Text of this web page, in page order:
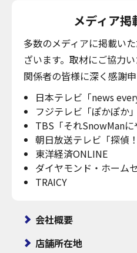
メディア掲
多数のメディアに掲載い
ざいます。取材にご協力
関係者の皆様に深く感謝申
日本テレビ「news
フジテレビ「ぽかぽか」
TBS「それSnowManに
朝日放送テレビ「探偵
東洋経済ONLINE
ダイヤモンド・ホーム
TRAICY
会社概要
店舗所在地